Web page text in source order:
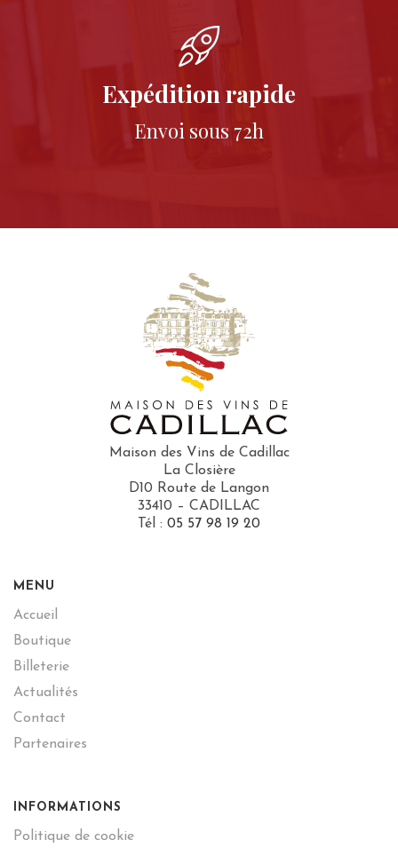
Expédition rapide
Envoi sous 72h
Maison des Vins de Cadillac
La Closière
D10 Route de Langon
33410 – CADILLAC
Tél : 05 57 98 19 20
MENU
Accueil
Boutique
Billeterie
Actualités
Contact
Partenaires
INFORMATIONS
Politique de cookie